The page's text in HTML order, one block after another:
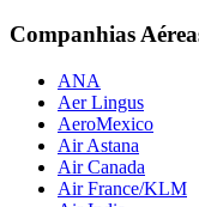
Companhias
ANA
Aer Lingus
AeroMexico
Air Astana
Air Canada
Air France/KLM